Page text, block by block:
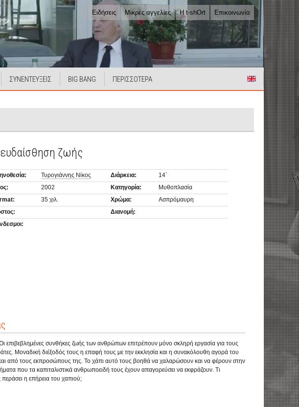
Ειδήσεις Μικρές αγγελίες Η t-shOrt Επικοινωνία
ΣΥΝΕΝΤΕΥΞΕΙΣ BIG BANG ΠΕΡΙΣΣΟΤΕΡΑ
ζωής
Τυρογιάννης Νίκος Διάρκεια:
14`
2002 Κατηγορία:
Μυθοπλασία
35 χιλ. Χρώμα:
Ασπρόμαυρη
Διανομή:
επιβεβλημένες συνθήκες ζωής των ανθρώπων επιτρέπουν μόνο σκληρή εργασία για τους
Μοναδική διέξοδός τους η επαφή τους με την εκκλησία και η συνακόλουθη αγορά του
από τους εκπροσώπους της. Το χάπι αυτό τους βοηθά να χαλαρώσουν και να φέρουν στην
που τα καπιταλιστικά ανθρωποειδή τους έχουν απαγορεύσει να εκφράζουν. Τι
η επήρεια του χαπιού;